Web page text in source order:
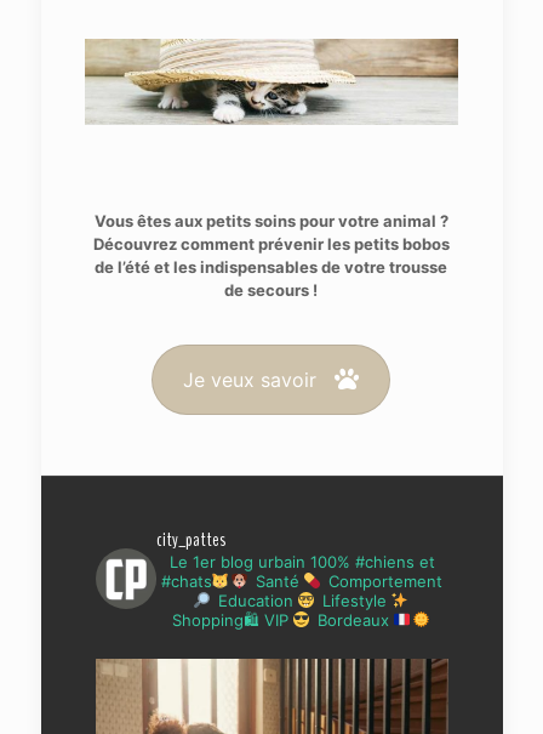
Vous êtes aux petits soins pour votre animal ?
Découvrez comment prévenir les petits bobos
de l’été et les indispensables de votre trousse
de secours !
Je veux savoir
city_pattes
Le 1er blog urbain 100% #chiens et
#chats
Santé
Comportement
Education
Lifestyle
Shopping🛍 VIP
Bordeaux